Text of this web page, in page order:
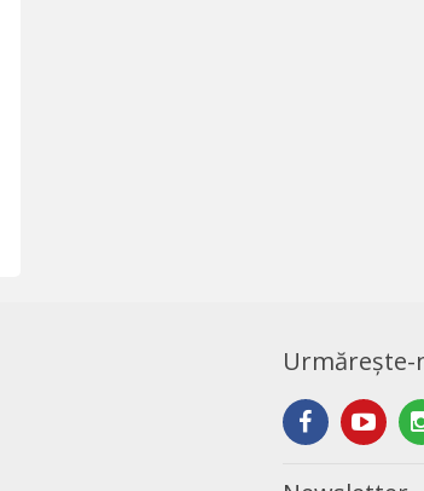
Urmărește-